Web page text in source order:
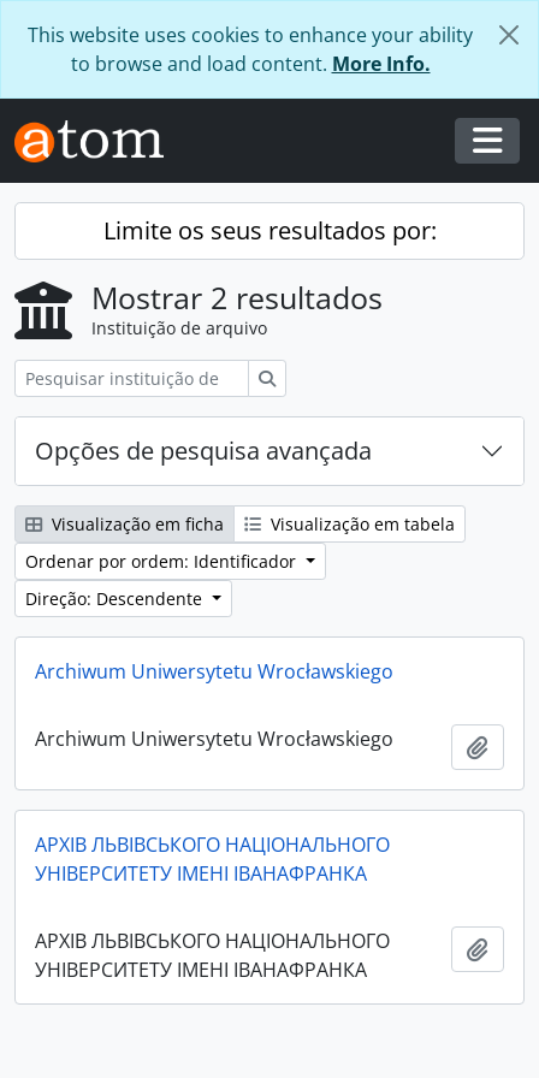
This website uses cookies to enhance your ability
to browse and load content. More Info.
Limite os seus resultados por:
Mostrar 2 resultados
Instituição de arquivo
Opções de pesquisa avançada
Visualização em ficha
Visualização em tabela
Ordenar por ordem: Identificador
Direção: Descendente
Archiwum Uniwersytetu Wrocławskiego
Archiwum Uniwersytetu Wrocławskiego
АРХІВ ЛЬВІВСЬКОГО НАЦІОНАЛЬНОГО
УНІВЕРСИТЕТУ ІМЕНІ ІВАНАФРАНКА
АРХІВ ЛЬВІВСЬКОГО НАЦІОНАЛЬНОГО
УНІВЕРСИТЕТУ ІМЕНІ ІВАНАФРАНКА